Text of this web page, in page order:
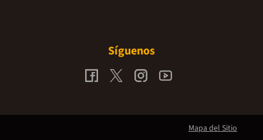
Síguenos
Mapa del Sitio